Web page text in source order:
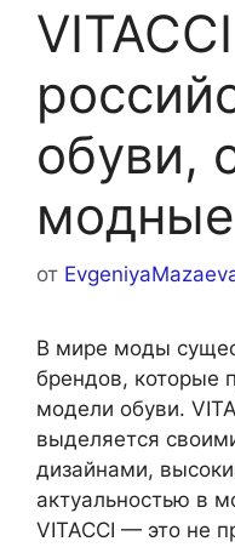
обуви,
от
В мире моды
брендов, которые
модели обуви.
выделяется
дизайнами,
актуальностью в
VITACCI — это не